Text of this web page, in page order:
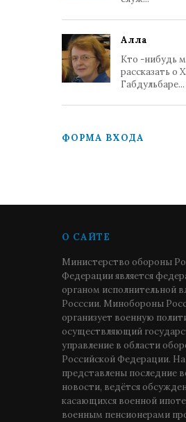
Алла
Кто -нибудь
рассказать о
Габдульбаре...
ФОРМА ВХОДА
О САЙТЕ
Министерство обороны
Федерации является
органом исполнительной
Росссии. Минобороны
организует военную
осуществляющий
управление в области
Российской Федерации. На
представлены последние
новости, ведётся
касающихся военной
военным пенсионерами